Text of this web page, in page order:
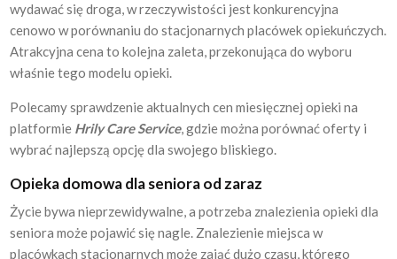
wydawać się droga, w rzeczywistości jest konkurencyjna
cenowo w porównaniu do stacjonarnych placówek opiekuńczych.
Atrakcyjna cena to kolejna zaleta, przekonująca do wyboru
właśnie tego modelu opieki.
Polecamy sprawdzenie aktualnych cen miesięcznej opieki na
platformie Hrily Care Service, gdzie można porównać oferty i
wybrać najlepszą opcję dla swojego bliskiego.
Opieka domowa dla seniora od zaraz
Życie bywa nieprzewidywalne, a potrzeba znalezienia opieki dla
seniora może pojawić się nagle. Znalezienie miejsca w
placówkach stacjonarnych może zająć dużo czasu, którego